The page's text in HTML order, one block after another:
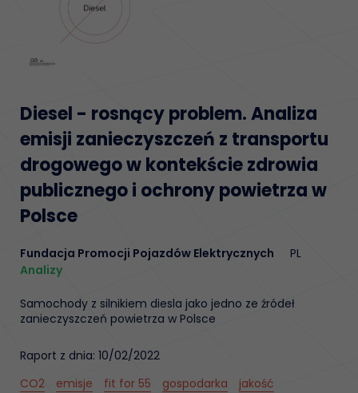
Diesel - rosnący problem. Analiza
emisji zanieczyszczeń z transportu
drogowego w kontekście zdrowia
publicznego i ochrony powietrza w
Polsce
Fundacja Promocji Pojazdów Elektrycznych
Analizy
PL
Samochody z silnikiem diesla jako jedno ze źródeł
zanieczyszczeń powietrza w Polsce
Raport z dnia: 10/02/2022
CO2
emisje fit for 55 gospodarka
jakość